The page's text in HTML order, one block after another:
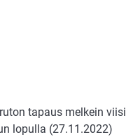
tapaus melkein viisi
lopulla (27.11.2022)